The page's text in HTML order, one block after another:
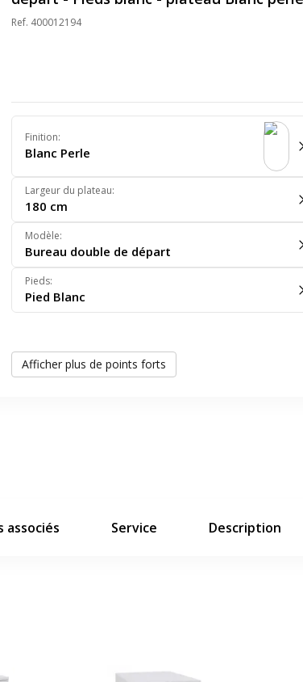
en plein écran
suivant
Ref. 400012194
Finition:
Blanc Perle
Largeur du plateau:
180 cm
Modèle:
Bureau double de départ
Pieds:
Pied Blanc
Panneau de courtoisie
2 ports de câbles
Afficher plus de points forts
associés Service Description